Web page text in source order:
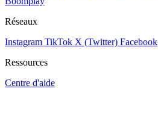
Réseaux
Instagram TikTok X (Twitter) Facebook
Ressources
Centre d'aide